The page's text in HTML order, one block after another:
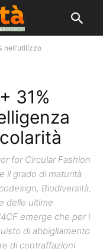
nell’utilizzo
31%
for Circular Fashion
il grado di maturità
Biodiversità,
delle ultime
emerge che per i
di abbigliamento
di contraffazioni